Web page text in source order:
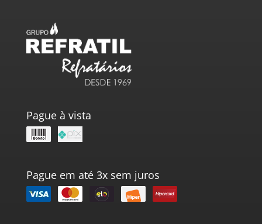
Pague à vista
Pague em até 3x sem juros